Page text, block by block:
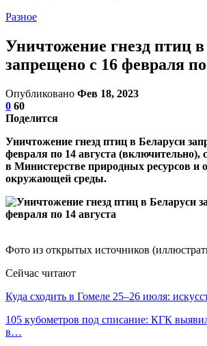
Разное
Уничтожение гнезд птиц
запрещено с 16 февраля по
Опубликовано Фев 18, 2023
0 60
Поделится
Уничтожение гнезд птиц в Беларуси
февраля по 14 августа
в Министерстве природных ресурсов и
окружающей среды.
Фото из открытых источников
Сейчас читают
Куда сходить в Гомеле 25–26 июля:
105 кубометров под списание: КГК
в…